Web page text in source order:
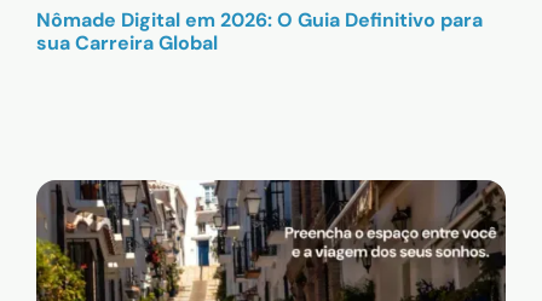
Nômade Digital em 2026: O Guia Definitivo para
sua Carreira Global